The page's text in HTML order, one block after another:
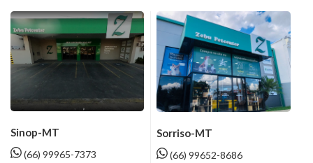
Sinop-MT
(66) 99965-7373
Sorriso-MT
(66) 99652-8686